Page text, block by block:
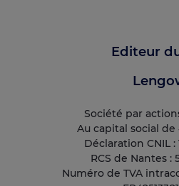
Editeur
Société par
Au capital social de
Déclaration CNIL :
RCS de Nantes :
Numéro de TVA